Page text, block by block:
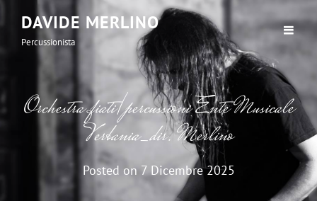
DAVIDE MERLINO
Percussionista
Orchestra fiati/percussioni Ente Musicale
Verbania_dir. Merlino
Posted on7 Dicembre 2025